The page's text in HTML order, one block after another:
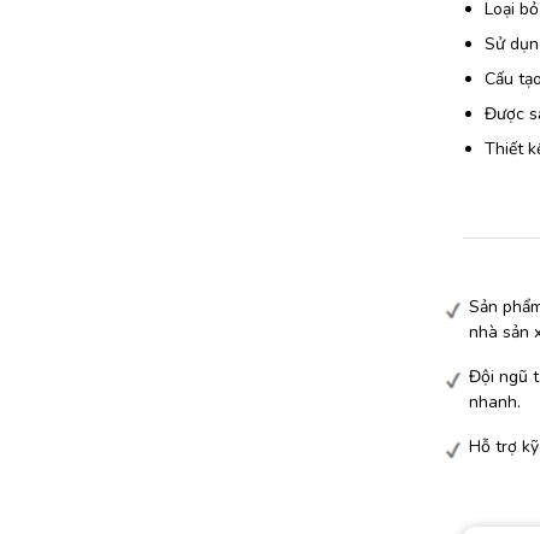
Loại
Sử
Cấu
Được
Thiết
Sản
nhà sản
Đội ngũ
nhanh.
Hỗ trợ